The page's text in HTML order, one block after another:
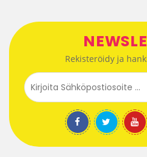
Rekisteröidy ja